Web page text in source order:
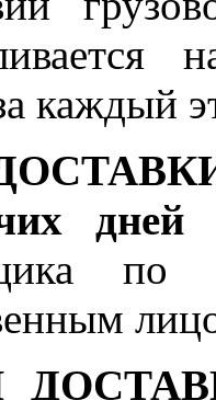
каждый
дней
по